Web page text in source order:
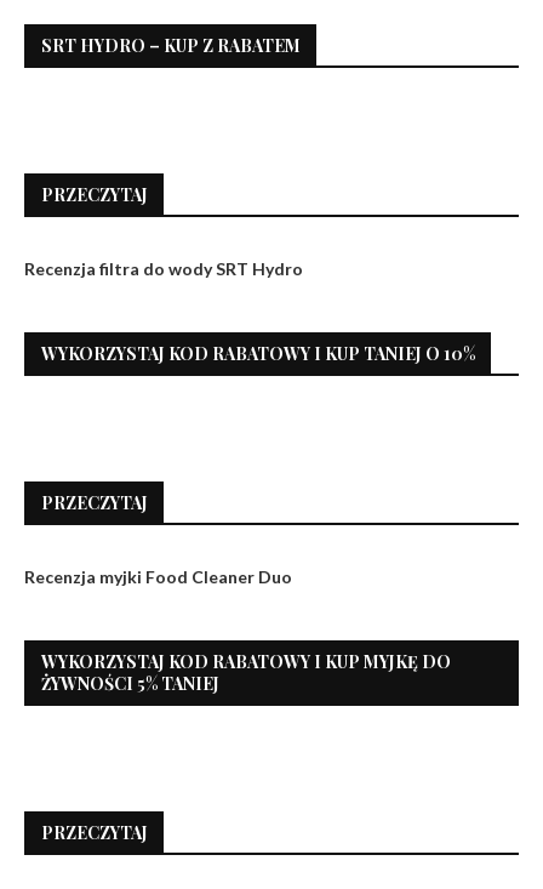
SRT HYDRO – KUP Z RABATEM
PRZECZYTAJ
Recenzja filtra do wody SRT Hydro
WYKORZYSTAJ KOD RABATOWY I KUP TANIEJ O 10%
PRZECZYTAJ
Recenzja myjki Food Cleaner Duo
WYKORZYSTAJ KOD RABATOWY I KUP MYJKĘ DO
ŻYWNOŚCI 5% TANIEJ
PRZECZYTAJ